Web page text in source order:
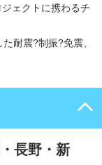
ェクトに携わるチ
耐震?制振?免震、
長野・新